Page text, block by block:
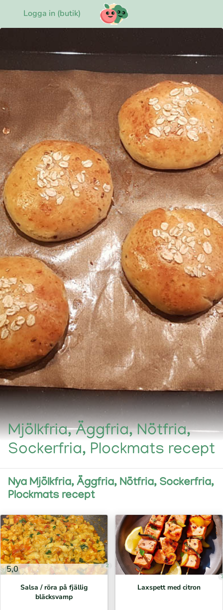
Logga in (butik)
Mjölkfria, Äggfria, Nötfria,
Sockerfria, Plockmats recept
Nya Mjölkfria, Äggfria, Nötfria, Sockerfria,
Plockmats recept
5,0 2
Salsa / röra på fjällig
bläcksvamp
Laxspett med citron